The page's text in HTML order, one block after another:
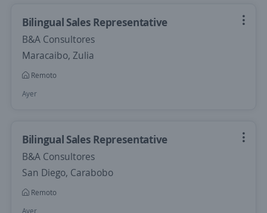
Bilingual Sales Representative
B&A Consultores
Maracaibo, Zulia
Remoto
Ayer
Bilingual Sales Representative
B&A Consultores
San Diego, Carabobo
Remoto
Ayer